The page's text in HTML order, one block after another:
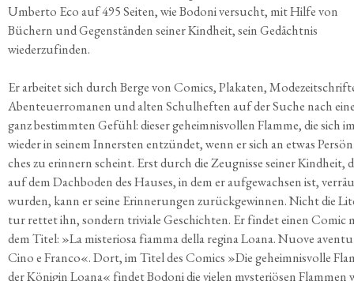
Umber­to Eco auf 495 Sei­ten, wie Bodo­ni ver­sucht, mit Hil­fe von
Büchern und Gegen­stän­den sei­ner Kind­heit, sein Gedächt­nis
wiederzufinden.
Er arbei­tet sich durch Ber­ge von Comics, Pla­ka­ten,
Aben­teu­er­ro­ma­nen und alten Schul­hef­ten auf der Suche nach
ganz bestimm­ten Gefühl: die­ser geheim­nis­vol­len Flam­me, die sich
wie­der in sei­nem Inners­ten ent­zün­det, wenn er sich an etwas
ches zu erin­nern scheint. Erst durch die Zeug­nis­se sei­ner Kind­heit,
auf dem Dach­bo­den des Hau­ses, in dem er auf­ge­wach­sen ist,
wur­den, kann er sei­ne Erin­ne­run­gen zurück­ge­win­nen. Nicht die
tur ret­tet ihn, son­dern tri­via­le Geschich­ten. Er fin­det einen Comic
dem Titel: »La mis­te­rio­sa fiam­ma del­la regi­na Loa­na. Nuo­ve
Cino e Fran­co«. Dort, im Titel des Comics »Die geheim­nis­vol­le
der Köni­gin Loa­na« fin­det Bodo­ni die vie­len mys­te­riö­sen Flam­men